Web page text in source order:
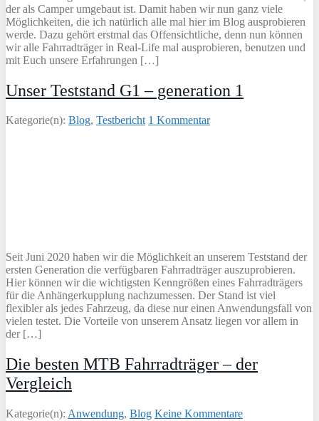
der als Camper umgebaut ist. Damit haben wir nun ganz viele
Möglichkeiten, die ich natürlich alle mal hier im Blog ausprobieren
werde. Dazu gehört erstmal das Offensichtliche, denn nun können
wir alle Fahrradträger in Real-Life mal ausprobieren, benutzen und
mit Euch unsere Erfahrungen […]
Unser Teststand G1 – generation 1
Kategorie(n): Blog, Testbericht 1 Kommentar
Seit Juni 2020 haben wir die Möglichkeit an unserem Teststand der
ersten Generation die verfügbaren Fahrradträger auszuprobieren.
Hier können wir die wichtigsten Kenngrößen eines Fahrradträgers
für die Anhängerkupplung nachzumessen. Der Stand ist viel
flexibler als jedes Fahrzeug, da diese nur einen Anwendungsfall von
vielen testet. Die Vorteile von unserem Ansatz liegen vor allem in
der […]
Die besten MTB Fahrradträger – der
Vergleich
Kategorie(n): Anwendung, Blog Keine Kommentare